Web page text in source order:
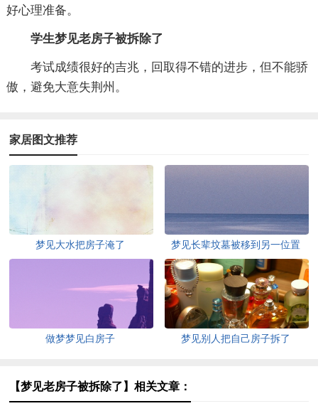
好心理准备。
学生梦见老房子被拆除了
考试成绩很好的吉兆，回取得不错的进步，但不能骄
傲，避免大意失荆州。
家居图文推荐
梦见大水把房子淹了 梦见长辈坟墓被移到另一位置
做梦梦见白房子 梦见别人把自己房子拆了
【梦见老房子被拆除了】相关文章：